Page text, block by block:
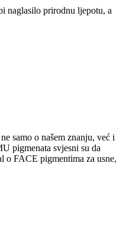
naglasilo prirodnu ljepotu, a
samo o našem znanju, već i
pigmenata svjesni su da
o FACE pigmentima za usne,